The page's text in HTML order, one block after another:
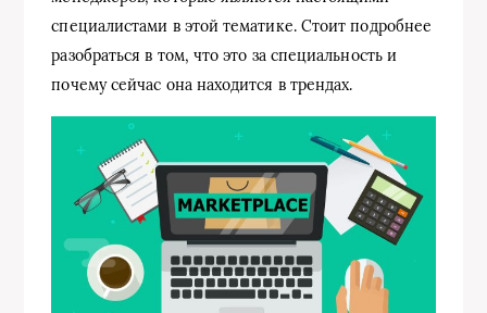
специалистами в этой тематике. Стоит подробнее
разобраться в том, что это за специальность и
почему сейчас она находится в трендах.